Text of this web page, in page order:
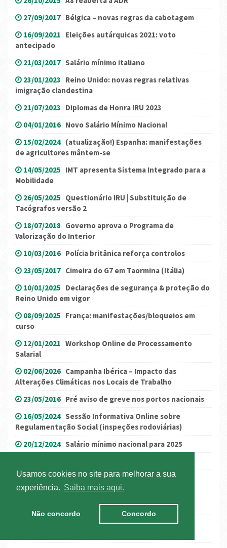
Usamos cookies no site para melhorar a sua
experiência.
Saiba mais aqui.
Não concordo Concordo
27/09/2017 Bélgica – novas regras da cabotagem
16/09/2021 Eleições autárquicas 2021: voto
antecipado
21/03/2017 Salário mínimo italiano
23/01/2023 Reino Unido: novas regras relativas
imigração clandestina
21/07/2023 Diplomas de Honra IRU 2023
04/01/2016 Novo Salário Mínimo Nacional
15/02/2024 (atualização!) Espanha: manifestações
de agricultores mântem-se
14/05/2025 IMT apresenta Sistema Integrado para a
Mobilidade
26/05/2025 Questionário IRU | Substituição de
Tacógrafos versão 2
18/07/2018 Governo aprova o Programa de
Valorização do Interior
10/03/2016 Polícia britânica reforça controlos
23/05/2017 Cimeira do G7 em Taormina (Itália)
10/01/2025 Declarações de segurança & proteção do
Reino Unido em vigor
08/09/2025 França: manifestações/bloqueios em
curso
12/01/2021 Workshop Online de Processamento
Salarial
02/06/2026 Campanha Ibérica – Impacto das
Alterações Climáticas nos Locais de Trabalho
23/05/2016 Pré aviso de greve nos portos nacionais
16/05/2024 Sessão Informativa Online sobre
Regulamentação Social (inspeções rodoviárias)
20/12/2024 Salário mínimo nacional para 2025
07/06/2016 Porto de Leixões - Informação
extraordinário / consumo próprio prorrogados
(Atualização) Greve de 12 de agosto: